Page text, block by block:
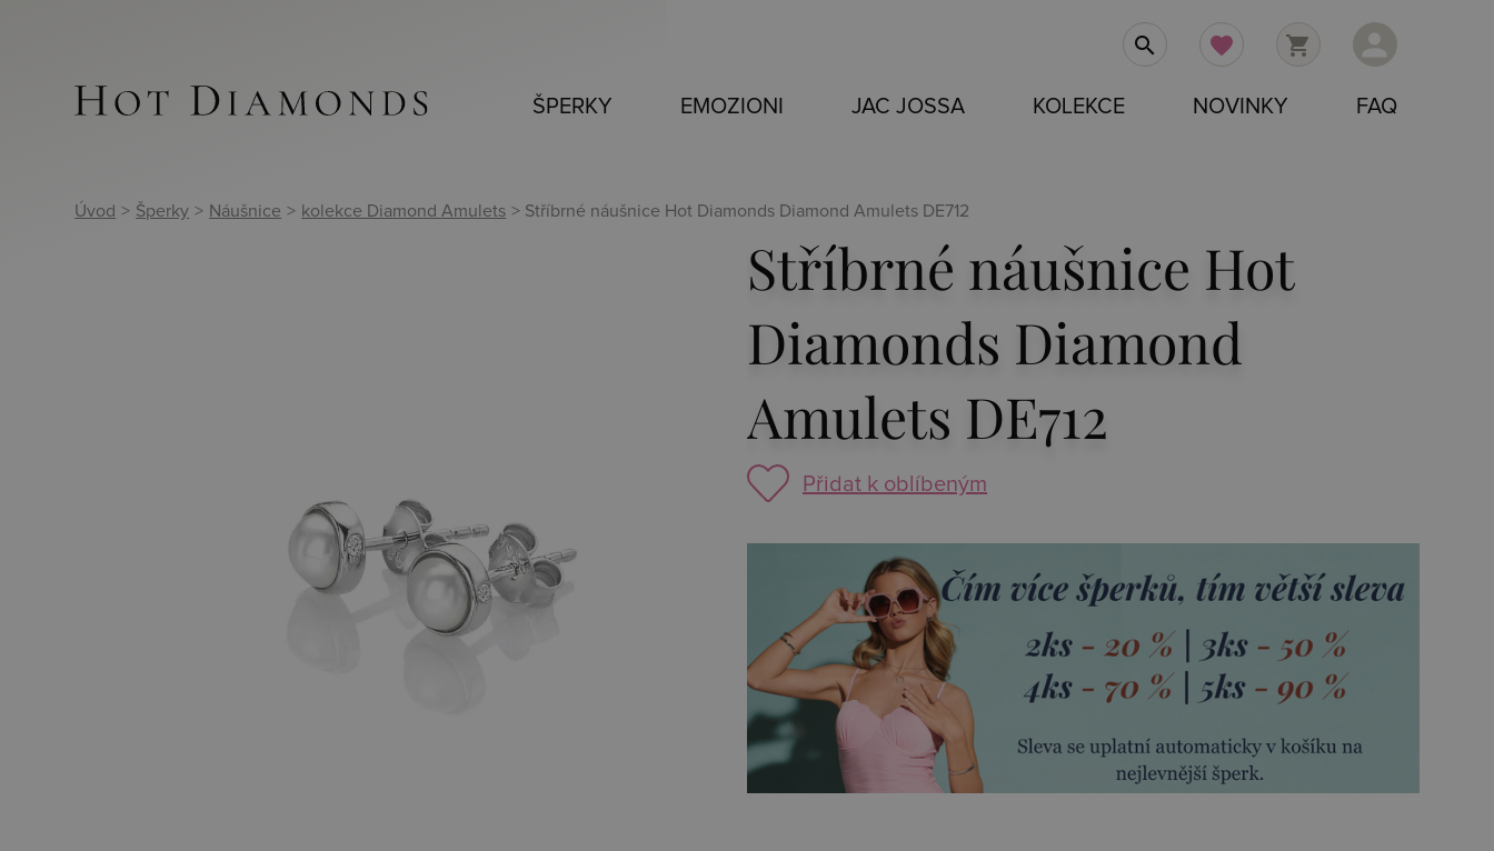
person
shopping_cart
favorite
search
ŠPERKY EMOZIONI JAC JOSSA KOLEKCE NOVINKY FAQ
Úvod > Šperky > Náušnice > kolekce Diamond Amulets > Stříbrné náušnice Hot Diamonds Diamond Amulets DE712
Stříbrné náušnice Hot
Diamonds Diamond
Amulets DE712
Přidat k oblíbeným